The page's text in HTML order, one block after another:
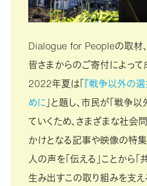
Dialogue for Peopleの取材
皆さまからのご寄付によって
2022年夏は「『戦争以外の
めに 」と題し、市民が「戦争
ていくため、さまざまな社会
かけとなる記事や映像の特
人の声を「伝える」ことから「
生み出すこの取り組みを支え